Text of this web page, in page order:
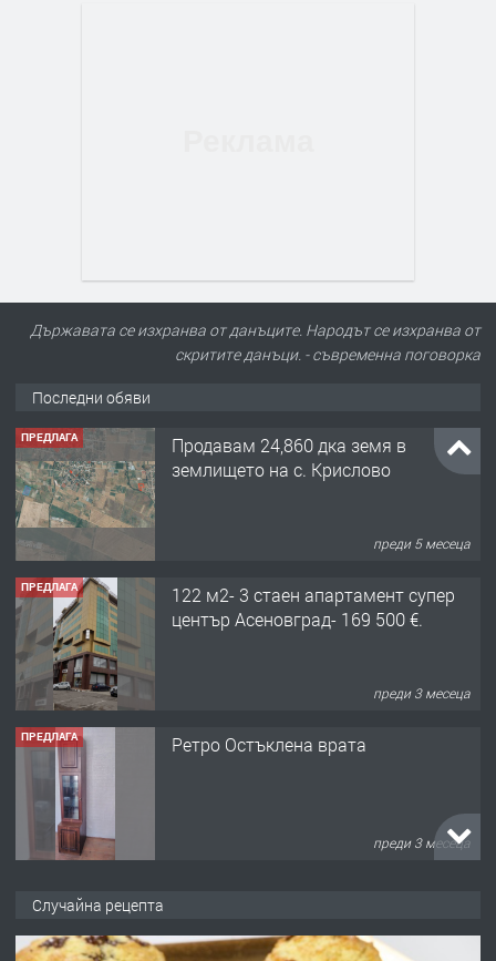
Държавата се изхранва от данъците. Народът се изхранва от
скритите данъци. - съвременна поговорка
Последни обяви
ПРЕДЛАГА
Продавам 24,860 дка земя в
землището на с. Крислово
преди 5 месеца
ПРЕДЛАГА
122 м2- 3 стаен апартамент супер
център Асеновград- 169 500 €.
преди 3 месеца
ПРЕДЛАГА Ретро Остъклена врата
преди 3 месеца
Случайна рецепта